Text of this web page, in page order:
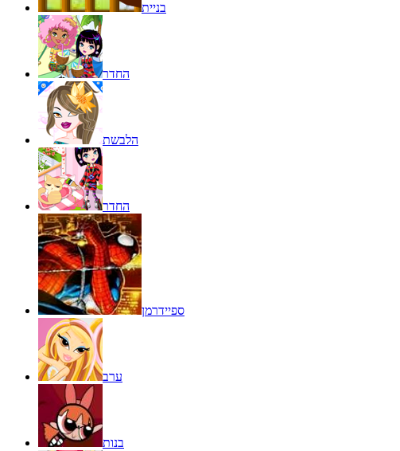
בניית
החדר
הלבשת
החדר
ספיידרמן
ערב
בנות